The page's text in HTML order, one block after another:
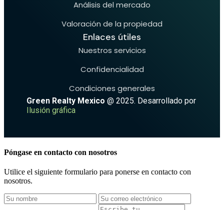
Análisis del mercado
Valoración de la propiedad
Enlaces útiles
Nuestros servicios
Confidencialidad
Condiciones generales
Green Realty Mexico @ 2025. Desarrollado por
Ilusión gráfica
Póngase en contacto con nosotros
Utilice el siguiente formulario para ponerse en contacto con
nosotros.